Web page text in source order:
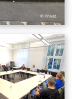
© Privat